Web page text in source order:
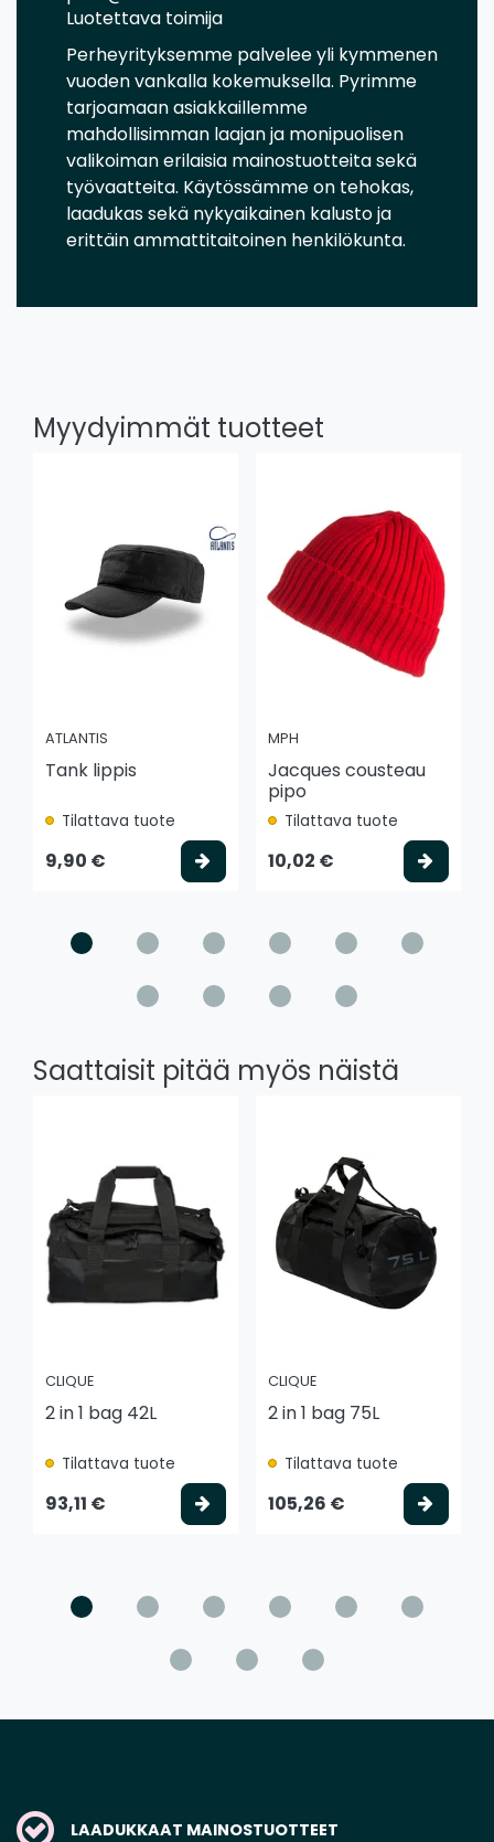
Luotettava toimija
Perheyrityksemme palvelee yli kymmenen
vuoden vankalla kokemuksella. Pyrimme
tarjoamaan asiakkaillemme
mahdollisimman laajan ja monipuolisen
valikoiman erilaisia mainostuotteita sekä
työvaatteita. Käytössämme on tehokas,
laadukas sekä nykyaikainen kalusto ja
erittäin ammattitaitoinen henkilökunta.
Myydyimmät tuotteet
ATLANTIS
Tank lippis
Tilattava tuote
9,90 € Valitse vaihtoehto
MPH
Jacques cousteau
pipo
Tilattava tuote
10,02 €
Saattaisit pitää myös näistä
CLIQUE
2 in 1 bag 42L
Tilattava tuote
93,11 € Valitse vaihtoehto
CLIQUE
2 in 1 bag 75L
Tilattava tuote
105,26 €
LAADUKKAAT MAINOSTUOTTEET